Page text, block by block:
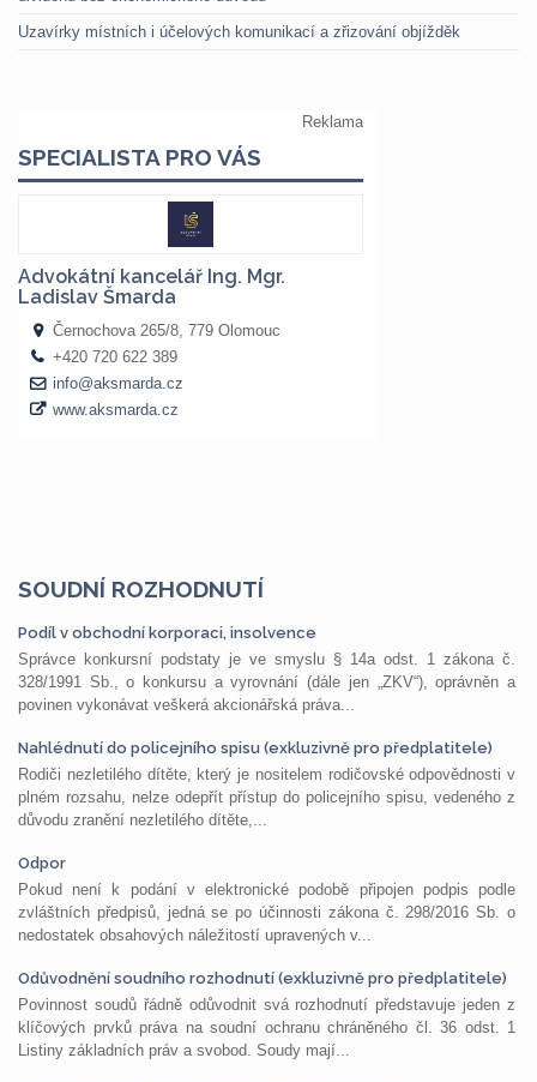
Uzavírky místních i účelových komunikací a zřizování objížděk
SOUDNÍ ROZHODNUTÍ
Podíl v obchodní korporaci, insolvence
Správce konkursní podstaty je ve smyslu § 14a odst. 1 zákona č.
328/1991 Sb., o konkursu a vyrovnání (dále jen „ZKV“), oprávněn a
povinen vykonávat veškerá akcionářská práva...
Nahlédnutí do policejního spisu (exkluzivně pro předplatitele)
Rodiči nezletilého dítěte, který je nositelem rodičovské odpovědnosti v
plném rozsahu, nelze odepřít přístup do policejního spisu, vedeného z
důvodu zranění nezletilého dítěte,...
Odpor
Pokud není k podání v elektronické podobě připojen podpis podle
zvláštních předpisů, jedná se po účinnosti zákona č. 298/2016 Sb. o
nedostatek obsahových náležitostí upravených v...
Odůvodnění soudního rozhodnutí (exkluzivně pro předplatitele)
Povinnost soudů řádně odůvodnit svá rozhodnutí představuje jeden z
klíčových prvků práva na soudní ochranu chráněného čl. 36 odst. 1
Listiny základních práv a svobod. Soudy mají...